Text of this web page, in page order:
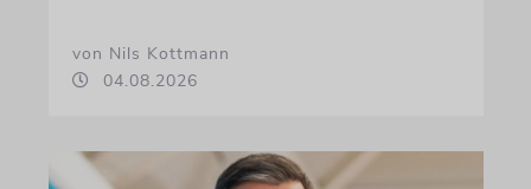
von Nils Kottmann
04.08.2026